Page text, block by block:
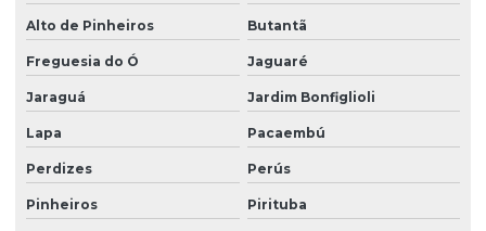
Mapeamento aéreo com drones
Medição de area com drone
Medição de area rural
Medição de area por satelite
Medição de lote
Medição de lote urbano
Alto de Pinheiros Butantã
Freguesia do Ó Jaguaré
Jaraguá Jardim Bonfiglioli
Lapa Pacaembú
Perdizes Perús
Pinheiros Pirituba